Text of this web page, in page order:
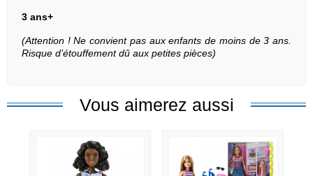
3 ans+
(Attention ! Ne convient pas aux enfants de moins de 3 ans.
Risque d’étouffement dû aux petites pièces)
Vous aimerez aussi